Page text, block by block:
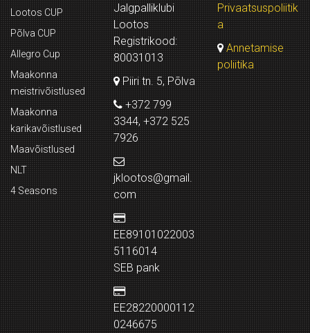
Lootos CUP
Põlva CUP
Allegro Cup
Maakonna
meistrivõistlused
Maakonna
karikavõistlused
Maavõistlused
NLT
4 Seasons
Jalgpalliklubi
Lootos
Registrikood:
80031013
Piiri tn. 5, Põlva
+372 799
3344, +372 525
7926
jklootos@gmail.
com
EE89101022003
5116014
SEB pank
EE28220000112
0246675
Privaatsuspoliitik
a
Annetamise
poliitika